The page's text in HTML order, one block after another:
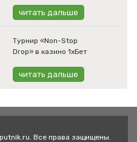
читать дальше
Турнир «Non-Stop
Drop» в казино 1хБет
читать дальше
Все права защищены.